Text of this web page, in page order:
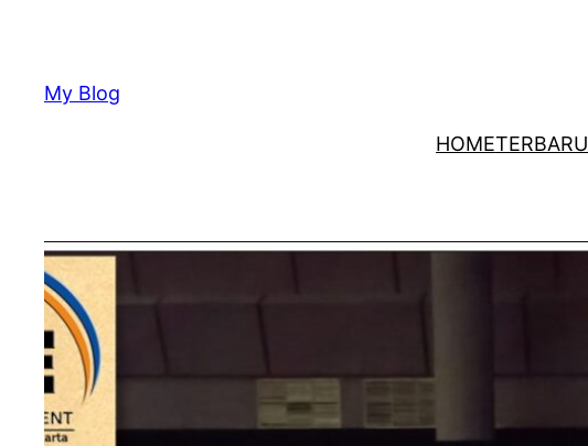
kontenMy Blog
HOMETERBARU